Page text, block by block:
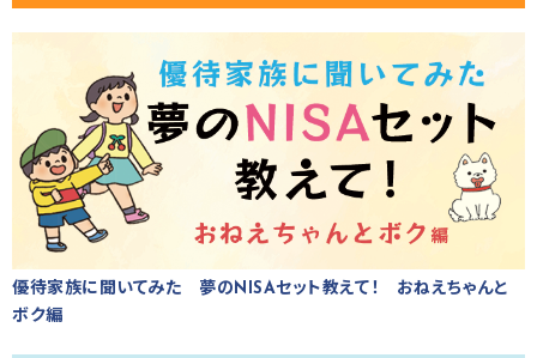
優待家族に聞いてみた 夢のNISAセット教えて！ おねえちゃんと
ボク編